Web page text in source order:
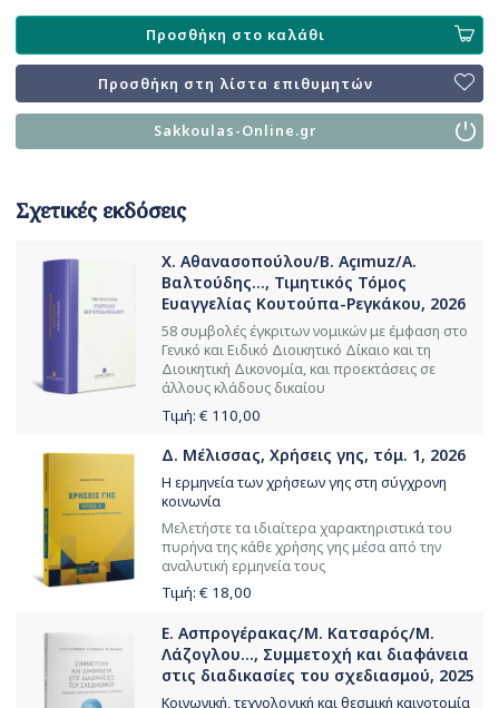
Προσθήκη στο καλάθι
Προσθήκη στη λίστα επιθυμητών
Sakkoulas-Online.gr
Σχετικές εκδόσεις
Χ. Αθανασοπούλου/B. Açımuz/Α.
Βαλτούδης..., Τιμητικός Τόμος
Ευαγγελίας Κουτούπα-Ρεγκάκου, 2026
58 συμβολές έγκριτων νομικών με έμφαση στο
Γενικό και Ειδικό Διοικητικό Δίκαιο και τη
Διοικητική Δικονομία, και προεκτάσεις σε
άλλους κλάδους δικαίου
Τιμή: € 110,00
Δ. Μέλισσας, Χρήσεις γης, τόμ. 1, 2026
Η ερμηνεία των χρήσεων γης στη σύγχρονη
κοινωνία
Μελετήστε τα ιδιαίτερα χαρακτηριστικά του
πυρήνα της κάθε χρήσης γης μέσα από την
αναλυτική ερμηνεία τους
Τιμή: € 18,00
Ε. Ασπρογέρακας/Μ. Κατσαρός/Μ.
Λάζογλου..., Συμμετοχή και διαφάνεια
στις διαδικασίες του σχεδιασμού, 2025
Κοινωνική, τεχνολογική και θεσμική καινοτομία